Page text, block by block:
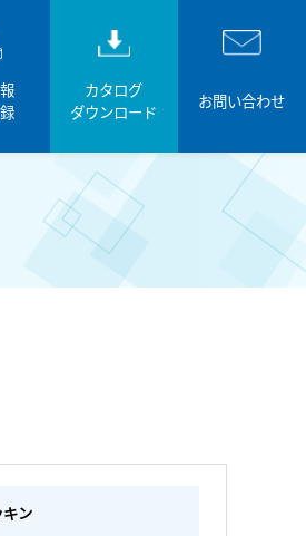
カタログ
ダウンロード
お問い合わせ
ン